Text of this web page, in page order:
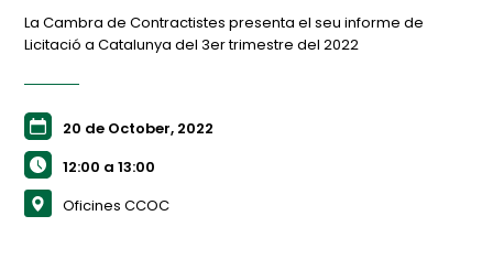
La Cambra de Contractistes presenta el seu informe de
Licitació a Catalunya del 3er trimestre del 2022
20 de October, 2022
12:00 a 13:00
Oficines CCOC